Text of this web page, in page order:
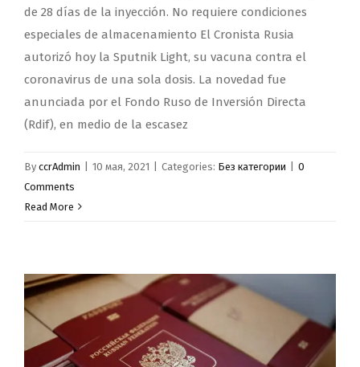
de 28 días de la inyección. No requiere condiciones
especiales de almacenamiento El Cronista Rusia
autorizó hoy la Sputnik Light, su vacuna contra el
coronavirus de una sola dosis. La novedad fue
anunciada por el Fondo Ruso de Inversión Directa
(Rdif), en medio de la escasez
By ccrAdmin 10 мая, 2021 Categories: Без категории
0
Comments
Read More